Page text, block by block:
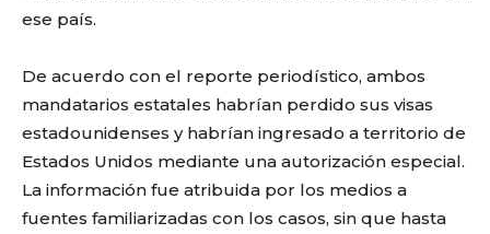
ese país.
De acuerdo con el reporte periodístico, ambos
mandatarios estatales habrían perdido sus visas
estadounidenses y habrían ingresado a territorio de
Estados Unidos mediante una autorización especial.
La información fue atribuida por los medios a
fuentes familiarizadas con los casos, sin que hasta